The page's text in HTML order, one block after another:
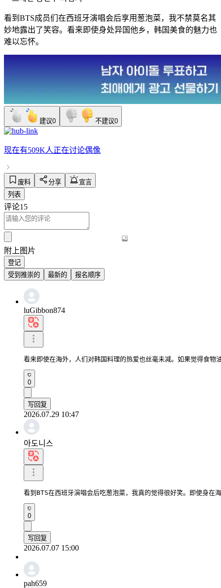
看到BTS成员们在西班牙演唱会后享用葱泡菜，我不禁莫名其
妙地露出了笑容。看来即使身处异国他乡，韩国美食的魅力也
难以忘怀。
建议0 不建议0
现在有509K人正在讨论偶像
废料 分享
宣言
列表
评论15
附上图片
登记
受到推崇的
最新的 报名顺序
luGibbon874
看来即使在海外，人们对韩国料理的热爱也丝毫未减。如果觉得食物
0
写回复
2026.07.29 10:47
아도니스
看到BTS在西班牙演唱会后吃葱泡菜，我真的觉得很好笑。即使身在
0
写回复
2026.07.07 15:00
pah659